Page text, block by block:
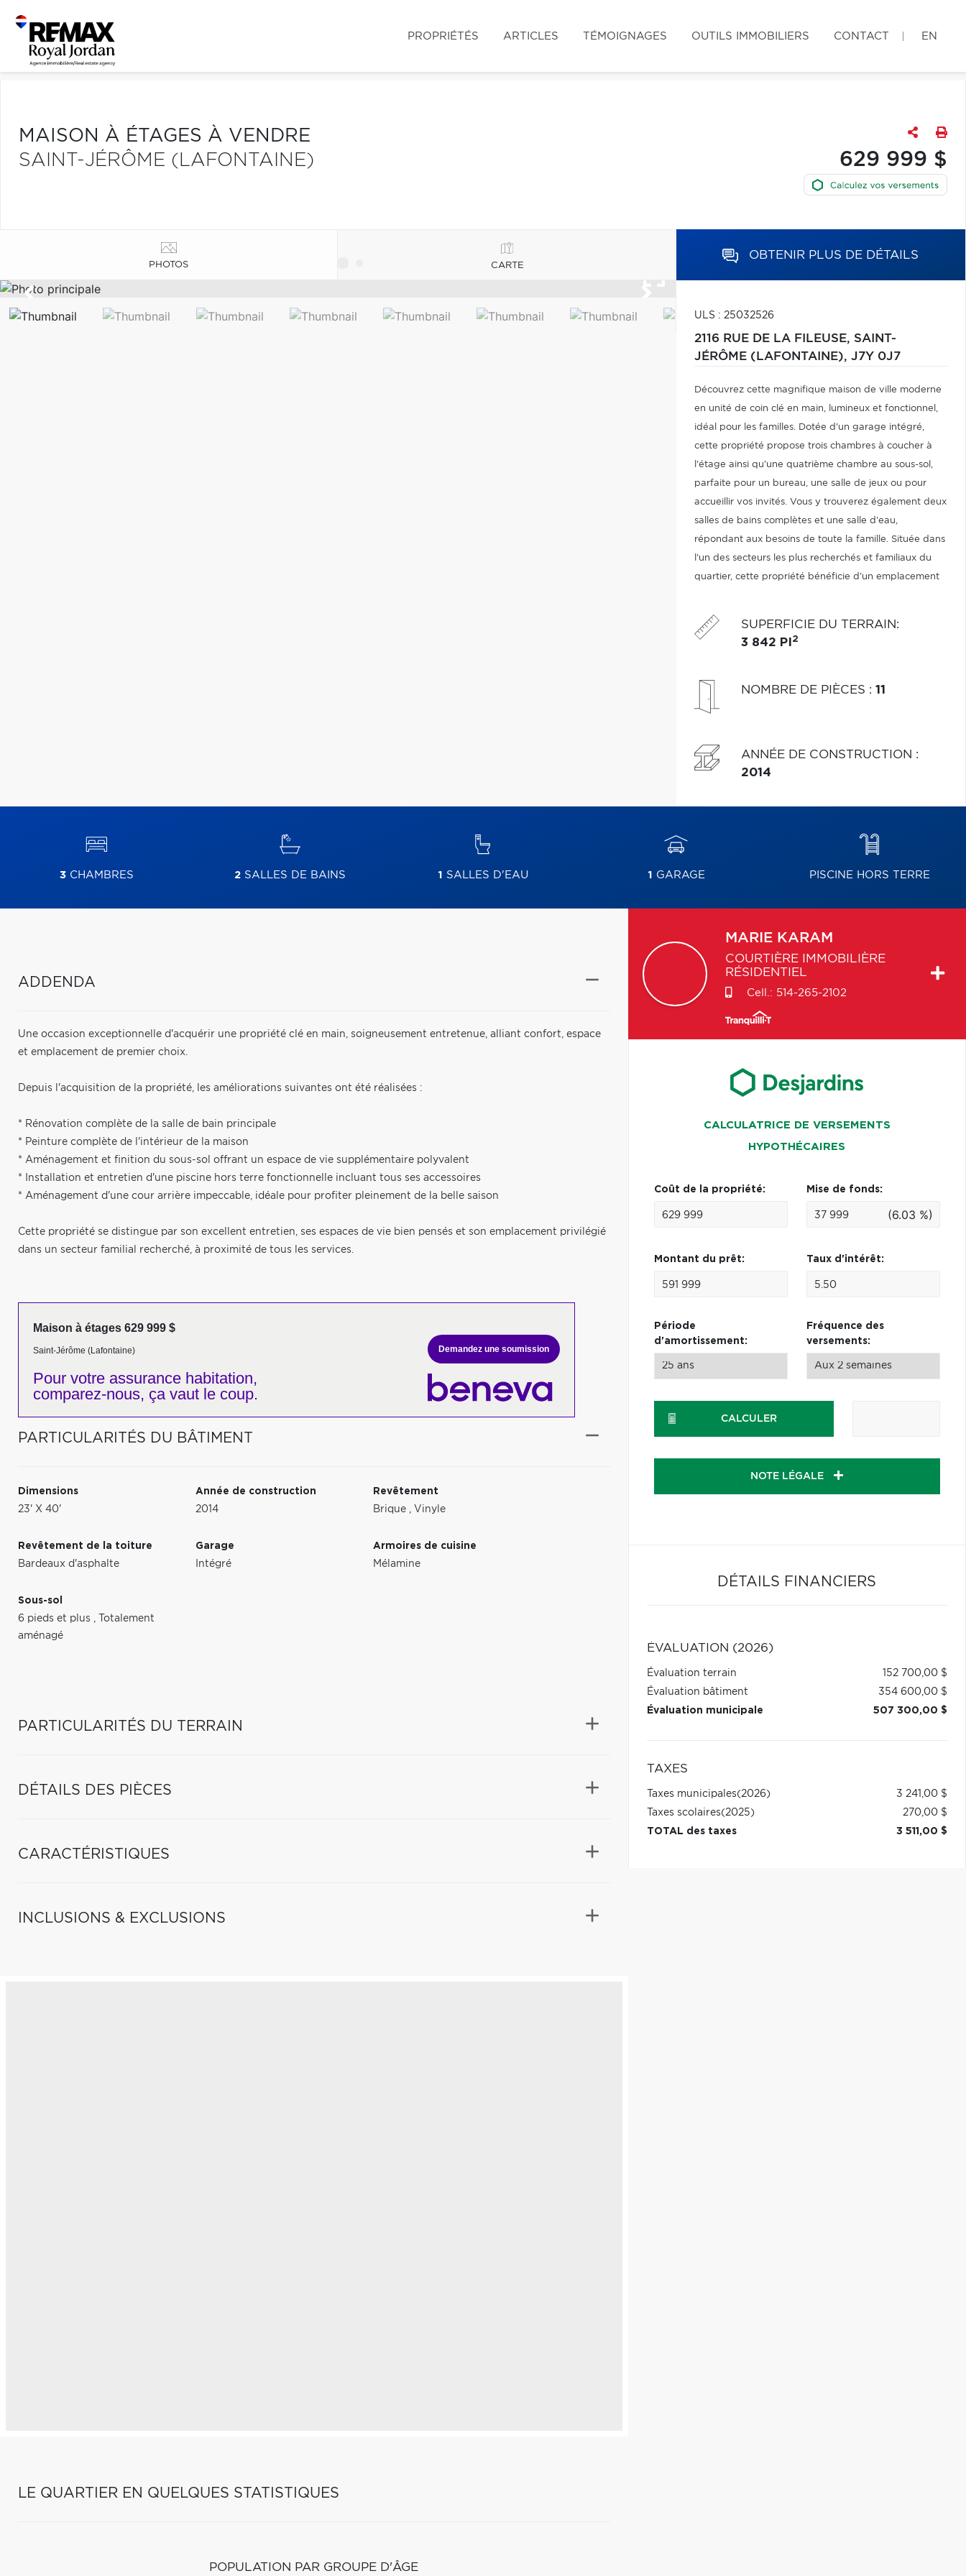
PROPRIÉTÉS ARTICLES TÉMOIGNAGES OUTILS IMMOBILIERS CONTACT EN
MAISON À ÉTAGES À VENDRE
SAINT-JÉRÔME (LAFONTAINE)
629 999 $
PHOTOS CARTE
OBTENIR PLUS DE DÉTAILS
ULS : 25032526
2116 RUE DE LA FILEUSE, SAINT-
JÉRÔME (LAFONTAINE), J7Y 0J7
Découvrez cette magnifique maison de ville moderne
en unité de coin clé en main, lumineux et fonctionnel,
idéal pour les familles. Dotée d'un garage intégré,
cette propriété propose trois chambres à coucher à
l'étage ainsi qu'une quatrième chambre au sous-sol,
parfaite pour un bureau, une salle de jeux ou pour
accueillir vos invités. Vous y trouverez également deux
salles de bains complètes et une salle d'eau,
répondant aux besoins de toute la famille. Située dans
l'un des secteurs les plus recherchés et familiaux du
quartier, cette propriété bénéficie d'un emplacement
vaut le détour!
SUPERFICIE DU TERRAIN:
3 842 PI 2
NOMBRE DE PIÈCES : 11
ANNÉE DE CONSTRUCTION :
2014
3CHAMBRES 2SALLES DE BAINS 1 SALLES D'EAU 1 GARAGE PISCINE HORS TERRE
ADDENDA
Une occasion exceptionnelle d'acquérir une propriété clé en main, soigneusement entretenue, alliant confort, espace
et emplacement de premier choix.
Depuis l'acquisition de la propriété, les améliorations suivantes ont été réalisées :
* Rénovation complète de la salle de bain principale
* Peinture complète de l'intérieur de la maison
* Aménagement et finition du sous-sol offrant un espace de vie supplémentaire polyvalent
* Installation et entretien d'une piscine hors terre fonctionnelle incluant tous ses accessoires
* Aménagement d'une cour arrière impeccable, idéale pour profiter pleinement de la belle saison
Cette propriété se distingue par son excellent entretien, ses espaces de vie bien pensés et son emplacement privilégié
dans un secteur familial recherché, à proximité de tous les services.
Maison à étages 629 999 $
Saint-Jérôme (Lafontaine)
Pour votre assurance habitation,
comparez-nous, ça vaut le coup.
Demandez une soumission
PARTICULARITÉS DU BÂTIMENT
Dimensions
23' X 40'
Année de construction
2014
Revêtement
Brique , Vinyle
Revêtement de la toiture
Bardeaux d'asphalte
Garage
Intégré
Armoires de cuisine
Mélamine
Sous-sol
6 pieds et plus ,
Totalement
aménagé
PARTICULARITÉS DU TERRAIN
DÉTAILS DES PIÈCES
CARACTÉRISTIQUES
INCLUSIONS & EXCLUSIONS
LE QUARTIER EN QUELQUES STATISTIQUES
POPULATION PAR GROUPE D'ÂGE
MARIE KARAM
COURTIÈRE IMMOBILIÈRE
RÉSIDENTIEL
Cell.: 514-265-2102
CALCULATRICE DE VERSEMENTS
HYPOTHÉCAIRES
Coût de la propriété: Mise de fonds:
(6.03 %)
Montant du prêt: Taux d'intérêt:
Période
d'amortissement:
Fréquence des
versements:
CALCULER
NOTE LÉGALE
DÉTAILS FINANCIERS
ÉVALUATION (2026)
Évaluation terrain
152 700,00 $
Évaluation bâtiment
354 600,00 $
Évaluation municipale
507 300,00 $
TAXES
Taxes municipales(2026)
3 241,00 $
Taxes scolaires(2025)
270,00 $
TOTAL des taxes
3 511,00 $